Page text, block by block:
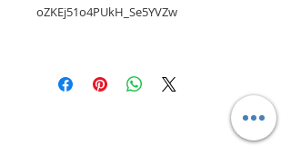
oZKEj51o4PUkH_Se5YVZw